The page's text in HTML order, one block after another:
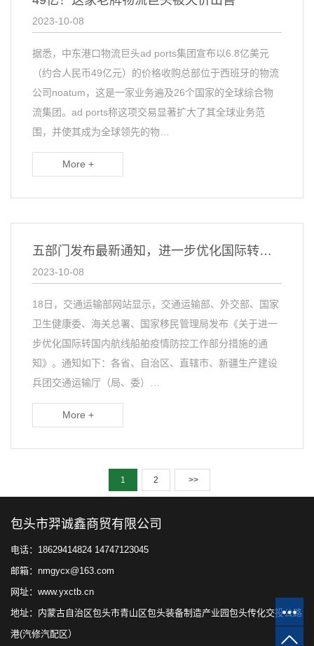
2023-10-08
据悉，中东港口物流巨头ad ports集团宣布以6.8亿美元
（约合人民币49亿元）的价格收购总部位于西班牙的物流
公司noatum，这是一家业务遍及26个国家的全球综合物
流集团。ad ports称这项交易显著扩大了其全球业务范
围，并使其成为全球领先的物…
More +
五部门发布最新通知，进一步优化国际转国内航线船舶疫情防控工作
2023-10-08
18日，交通运输部网站显示，交通运输部、外交部、国家
卫生健康委、海关总署、国家移民管理局发布《关于进一
步优化国际转国内航线船舶疫情防控工作部分措施的通
知》。通知如下：各省、自治区、直辖市、新疆生产建设
兵团交通运输厅（局、委）…
More +
1 2 >>
包头市羿诚鑫商贸有限公司
电话：18629414824 14747123045
邮箱：nmgycx@163.com
网址：www.yxctb.cn
地址：内蒙古自治区包头市青山区包头装备制造产业园包头传化交投公路
港(汽修汽配区）